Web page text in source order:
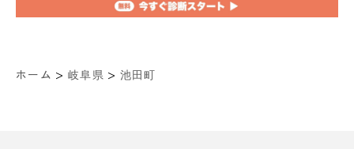
ホーム > 岐阜県 > 池田町